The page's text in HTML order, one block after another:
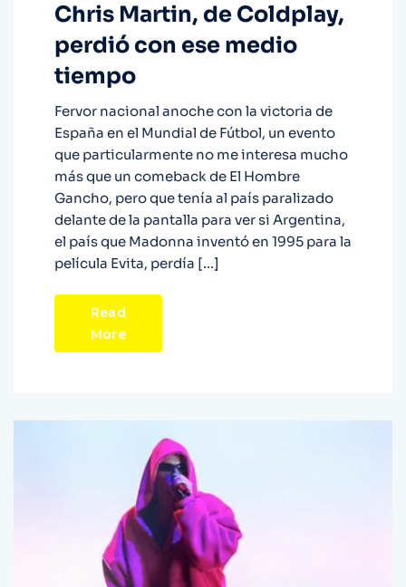
Chris Martin, de Coldplay,
perdió con ese medio
tiempo
Fervor nacional anoche con la victoria de
España en el Mundial de Fútbol, un evento
que particularmente no me interesa mucho
más que un comeback de El Hombre
Gancho, pero que tenía al país paralizado
delante de la pantalla para ver si Argentina,
el país que Madonna inventó en 1995 para la
película Evita, perdía […]
Read
More